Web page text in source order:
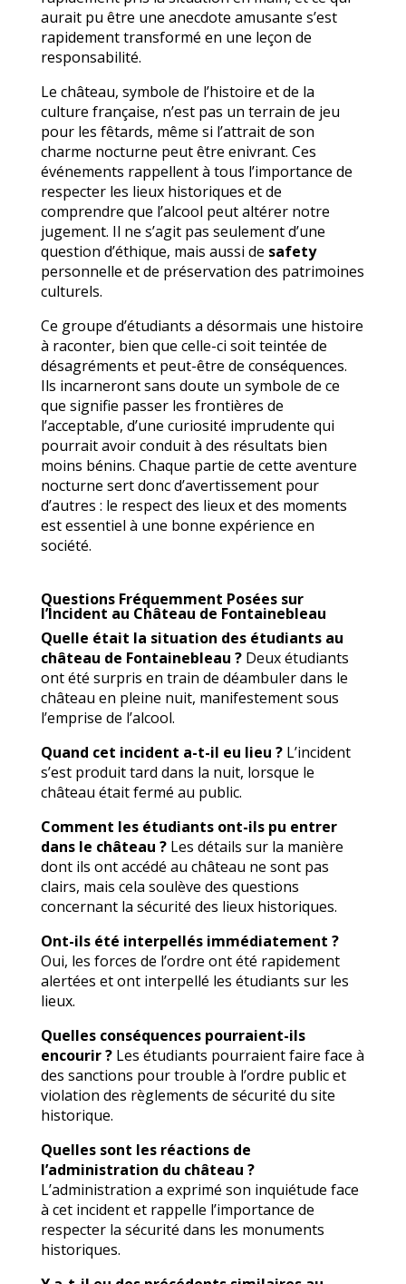
aurait pu être une anecdote amusante s’est
rapidement transformé en une leçon de
responsabilité.
Le château, symbole de l’histoire et de la
culture française, n’est pas un terrain de jeu
pour les fêtards, même si l’attrait de son
charme nocturne peut être enivrant. Ces
événements rappellent à tous l’importance de
respecter les lieux historiques et de
comprendre que l’alcool peut altérer notre
jugement. Il ne s’agit pas seulement d’une
question d’éthique, mais aussi de safety
personnelle et de préservation des patrimoines
culturels.
Ce groupe d’étudiants a désormais une histoire
à raconter, bien que celle-ci soit teintée de
désagréments et peut-être de conséquences.
Ils incarneront sans doute un symbole de ce
que signifie passer les frontières de
l’acceptable, d’une curiosité imprudente qui
pourrait avoir conduit à des résultats bien
moins bénins. Chaque partie de cette aventure
nocturne sert donc d’avertissement pour
d’autres : le respect des lieux et des moments
est essentiel à une bonne expérience en
société.
Questions Fréquemment Posées sur
l’Incident au Château de Fontainebleau
Quelle était la situation des étudiants au
château de Fontainebleau ?Deux étudiants
ont été surpris en train de déambuler dans le
château en pleine nuit, manifestement sous
l’emprise de l’alcool.
Quand cet incident a-t-il eu lieu ?L’incident
s’est produit tard dans la nuit, lorsque le
château était fermé au public.
Comment les étudiants ont-ils pu entrer
dans le château ?Les détails sur la manière
dont ils ont accédé au château ne sont pas
clairs, mais cela soulève des questions
concernant la sécurité des lieux historiques.
Ont-ils été interpellés immédiatement ?
Oui, les forces de l’ordre ont été rapidement
alertées et ont interpellé les étudiants sur les
lieux.
Quelles conséquences pourraient-ils
encourir ?Les étudiants pourraient faire face à
des sanctions pour trouble à l’ordre public et
violation des règlements de sécurité du site
historique.
Quelles sont les réactions de
l’administration du château ?
L’administration a exprimé son inquiétude face
à cet incident et rappelle l’importance de
respecter la sécurité dans les monuments
historiques.